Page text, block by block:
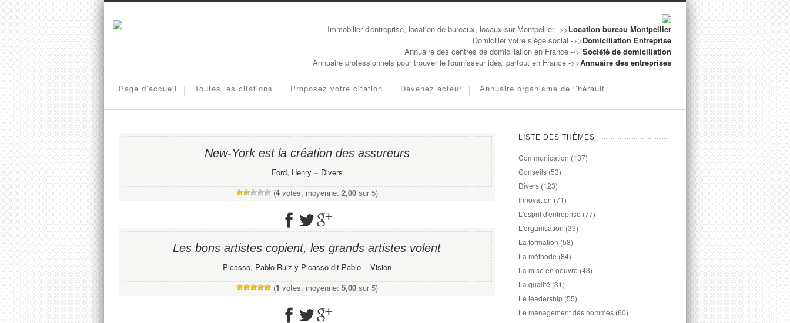
Immobilier d'entreprise, location de bureaux, locaux sur Montpellier ->>Location bureau Montpellier
Domicilier votre siège social ->>Domiciliation Entreprise
Annuaire des centres de domiciliation en France --> Société de domiciliation
Annuaire professionnels pour trouver le fournisseur idéal partout en France ->>Annuaire des entreprises
Page d’accueil Toutes les citations Proposez votre citation Devenez acteur Annuaire organisme de l’hérault
New-York est la création des assureurs
Ford, Henry − Divers
(4 votes, moyenne: 2,00 sur 5)
Les bons artistes copient, les grands artistes volent
Picasso, Pablo Ruiz y Picasso dit Pablo− Vision
(1 votes, moyenne: 5,00 sur 5)
LISTE DES THÈMES
Communication (137)
Conseils (53)
Divers (123)
Innovation (71)
L'esprit d'entreprise (77)
L'organisation (39)
La formation (58)
La méthode (84)
La mise en oeuvre (43)
La qualité (31)
Le leadership (55)
Le management des hommes (60)